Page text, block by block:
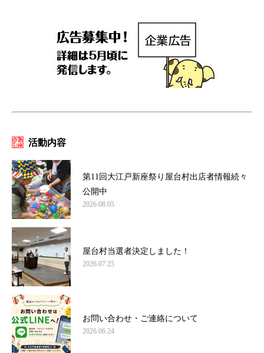
活動内容
第11回大江戸新座祭り屋台村出店者情報続々
公開中
2026.08.05
屋台村当選者決定しました！
2026.07.25
お問い合わせ・ご連絡について
2026.06.24